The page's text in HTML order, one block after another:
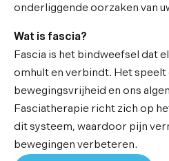
onderliggende oorzaken van
Wat is fascia?
Fascia is het bindweefsel dat
omhult en verbindt. Het speelt
bewegingsvrijheid en ons
Fasciatherapie richt zich op
dit systeem, waardoor pijn
bewegingen verbeteren.